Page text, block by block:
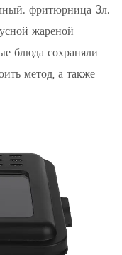
фритюрница 3л.
жареной
блюда сохраняли
метод, а также